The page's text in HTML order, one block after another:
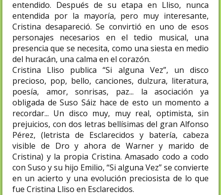
entendido. Después de su etapa en Lliso, nunca
entendida por la mayoría, pero muy interesante,
Cristina desapareció. Se convirtió en uno de esos
personajes necesarios en el tedio musical, una
presencia que se necesita, como una siesta en medio
del huracán, una calma en el corazón.
Cristina Lliso publica “Si alguna Vez”, un disco
precioso, pop, bello, canciones, dulzura, literatura,
poesía, amor, sonrisas, paz... la asociación ya
obligada de Suso Sáiz hace de esto un momento a
recordar... Un disco muy, muy real, optimista, sin
prejuicios, con dos letras bellísimas del gran Alfonso
Pérez, (letrista de Esclarecidos y batería, cabeza
visible de Dro y ahora de Warner y marido de
Cristina) y la propia Cristina. Amasado codo a codo
con Suso y su hijo Emilio, “Si alguna Vez” se convierte
en un acierto y una evolución preciosista de lo que
fue Cristina Lliso en Esclarecidos.